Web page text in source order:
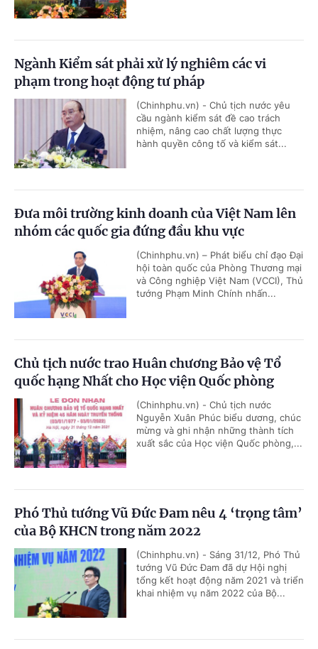
Ngành Kiểm sát phải xử lý nghiêm các vi
phạm trong hoạt động tư pháp
(Chinhphu.vn) - Chủ tịch nước yêu
cầu ngành kiểm sát đề cao trách
nhiệm, nâng cao chất lượng thực
hành quyền công tố và kiểm sát...
Đưa môi trường kinh doanh của Việt Nam lên
nhóm các quốc gia đứng đầu khu vực
(Chinhphu.vn) – Phát biểu chỉ đạo Đại
hội toàn quốc của Phòng Thương mại
và Công nghiệp Việt Nam (VCCI), Thủ
tướng Phạm Minh Chính nhấn...
Chủ tịch nước trao Huân chương Bảo vệ Tổ
quốc hạng Nhất cho Học viện Quốc phòng
(Chinhphu.vn) - Chủ tịch nước
Nguyễn Xuân Phúc biểu dương, chúc
mừng và ghi nhận những thành tích
xuất sắc của Học viện Quốc phòng,...
Phó Thủ tướng Vũ Đức Đam nêu 4 ‘trọng tâm’
của Bộ KHCN trong năm 2022
(Chinhphu.vn) - Sáng 31/12, Phó Thủ
tướng Vũ Đức Đam đã dự Hội nghị
tổng kết hoạt động năm 2021 và triển
khai nhiệm vụ năm 2022 của Bộ...